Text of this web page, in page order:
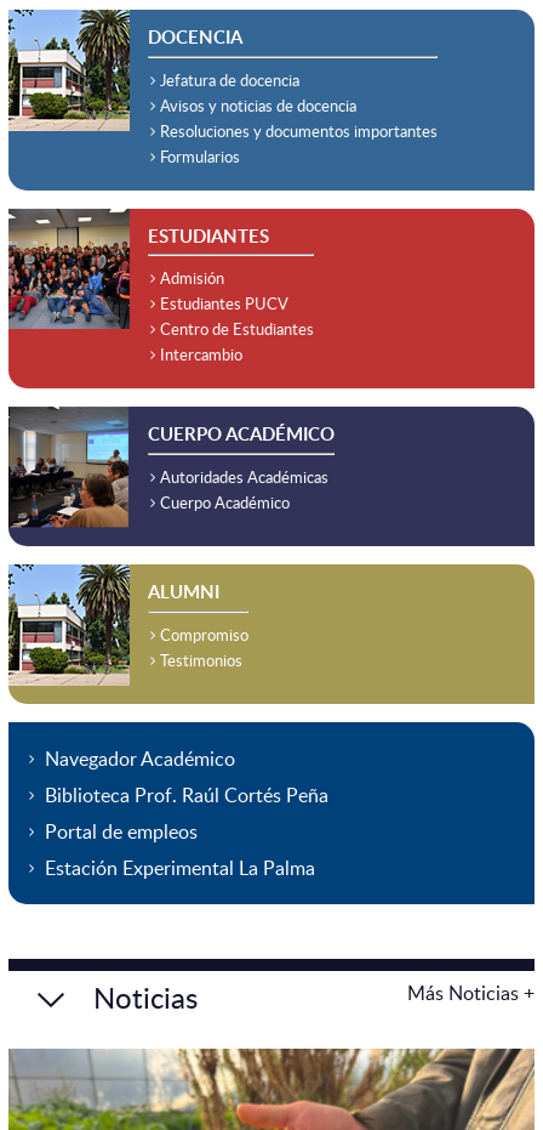
DOCENCIA
Jefatura de docencia
Avisos y noticias de docencia
Resoluciones y documentos importantes
Formularios
ESTUDIANTES
Admisión
Estudiantes PUCV
Centro de Estudiantes
Intercambio
CUERPO ACADÉMICO
Autoridades Académicas
Cuerpo Académico
ALUMNI
Compromiso
Testimonios
Navegador Académico
Biblioteca Prof. Raúl Cortés Peña
Portal de empleos
Estación Experimental La Palma
Noticias Más Noticias +